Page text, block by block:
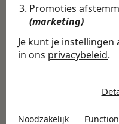
Promoties
(marketing)
Je kunt je
in ons privacybeleid.
Noodzakelijk
Noodzakelijk
Vind de
vacature
In de